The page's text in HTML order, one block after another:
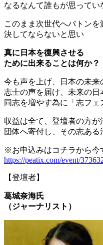
なるなんて誰もが思ってい
このまま次世代へバトンを
決してならないと思い
真に日本を復興させる
ために出来ることは何か？
今も声を上げ、日本の未来
志士の声を届け、未来の
同志を増やす為に「志フェ
収益は全て、登壇者の方が
団体へ寄付し、その志ある
※お申込みはコチラから今
https://peatix.com/event/
【登壇者】
葛城奈海氏
（ジャーナリスト）